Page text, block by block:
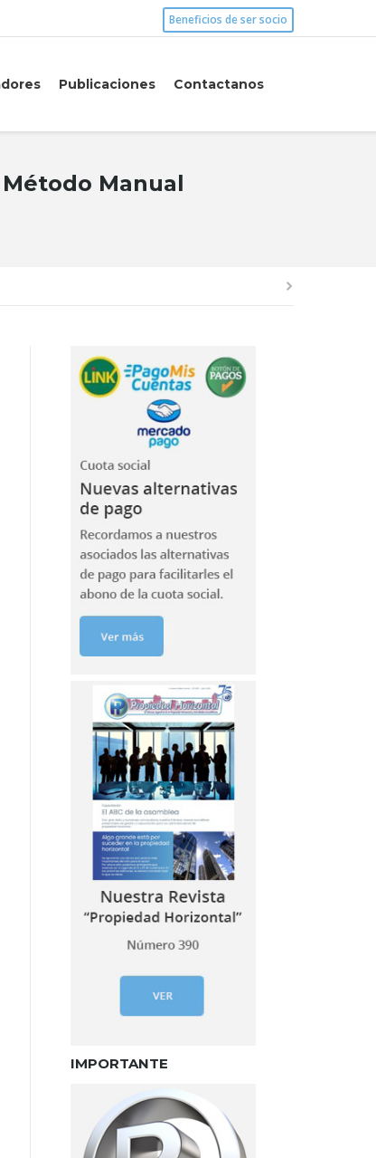
Beneficios de ser socio
Publicaciones Contactanos
Manual
IMPORTANTE